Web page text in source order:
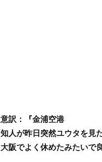
意訳：『金浦空港
知人が昨日突然ユウタを見
大阪でよく休めたみたいで